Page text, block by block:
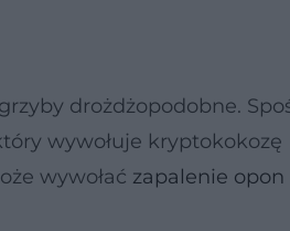
drożdżopodobne.
wywołuje
wywołać zapalenie